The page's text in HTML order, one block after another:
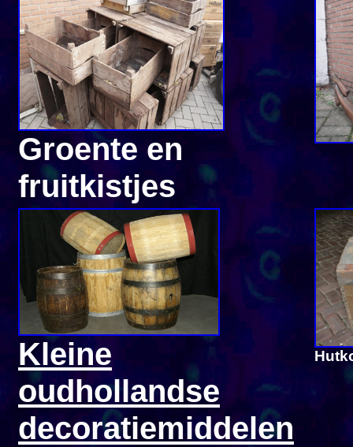
Groente en
fruitkistjes
Kleine
oudhollandse
decoratiemiddelen